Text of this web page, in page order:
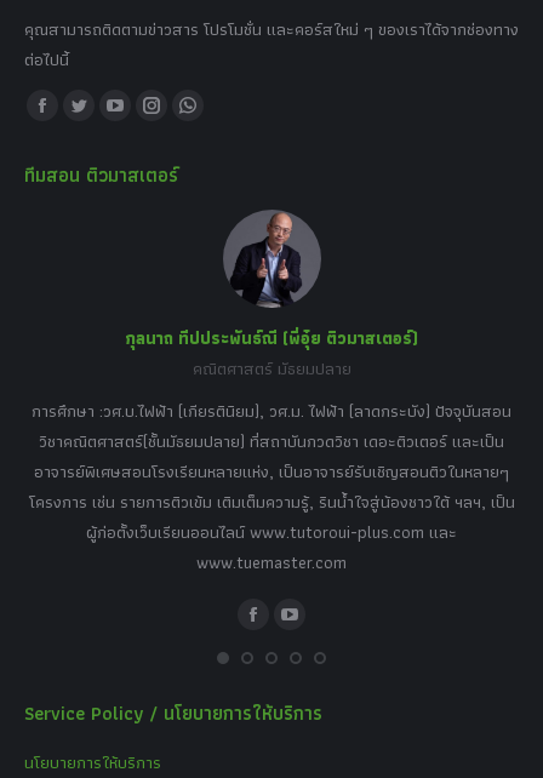
คุณสามารถติดตามข่าวสาร โปรโมชั่น และคอร์สใหม่ ๆ ของเราได้จากช่องทาง
ต่อไปนี้
Find us on:
Facebook
opens
Twitter
opens
YouTube
opens
Instagram
opens
Whatsapp
window
ทีมสอน ติวมาสเตอร์
กุลนาถ ทีปประพันธ์ณี (พี่อุ๋ย ติวมาสเตอร์)
คณิตศาสตร์ มัธยมปลาย
การศึกษา :วศ.บ.ไฟฟ้า (เกียรตินิยม), วศ.ม. ไฟฟ้า (ลาดกระบัง) ปัจจุบันสอน
วิชาคณิตศาสตร์(ชั้นมัธยมปลาย) ที่สถาบันกวดวิชา เดอะติวเตอร์ และเป็น
อาจารย์พิเศษสอนโรงเรียนหลายแห่ง, เป็นอาจารย์รับเชิญสอนติวในหลายๆ
โครงการ เช่น รายการติวเข้ม เติมเต็มความรู้, รินน้ำใจสู่น้องชาวใต้ ฯลฯ, เป็น
ผู้ก่อตั้งเว็บเรียนออนไลน์ www.tutoroui-plus.com และ
www.tuemaster.com
FacebookYouTube
Service Policy / นโยบายการให้บริการ
นโยบายการให้บริการ